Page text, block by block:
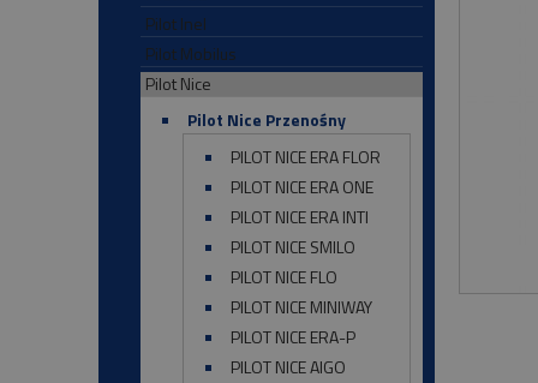
Pilot Inel
Pilot Mobilus
Pilot Nice
Pilot Nice Przenośny
PILOT NICE ERA FLOR
PILOT NICE ERA ONE
PILOT NICE ERA INTI
PILOT NICE SMILO
PILOT NICE FLO
PILOT NICE MINIWAY
PILOT NICE ERA-P
PILOT NICE AIGO